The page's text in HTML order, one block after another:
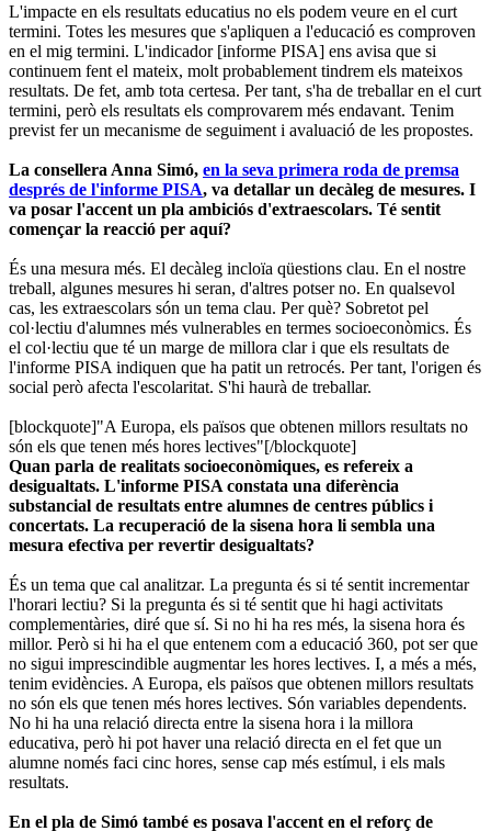
L'impacte en els resultats educatius no els podem veure en el curt
termini. Totes les mesures que s'apliquen a l'educació es comproven
en el mig termini. L'indicador [informe PISA] ens avisa que si
continuem fent el mateix, molt probablement tindrem els mateixos
resultats. De fet, amb tota certesa. Per tant, s'ha de treballar en el curt
termini, però els resultats els comprovarem més endavant. Tenim
previst fer un mecanisme de seguiment i avaluació de les propostes.
La consellera Anna Simó, en la seva primera roda de premsa
després de l'informe PISA, va detallar un decàleg de mesures. I
va posar l'accent un pla ambiciós d'extraescolars. Té sentit
començar la reacció per aquí?
És una mesura més. El decàleg incloïa qüestions clau. En el nostre
treball, algunes mesures hi seran, d'altres potser no. En qualsevol
cas, les extraescolars són un tema clau. Per què? Sobretot pel
col·lectiu d'alumnes més vulnerables en termes socioeconòmics. És
el col·lectiu que té un marge de millora clar i que els resultats de
l'informe PISA indiquen que ha patit un retrocés. Per tant, l'origen és
social però afecta l'escolaritat. S'hi haurà de treballar.
[blockquote]"A Europa, els països que obtenen millors resultats no
són els que tenen més hores lectives"[/blockquote]
Quan parla de realitats socioeconòmiques, es refereix a
desigualtats. L'informe PISA constata una diferència
substancial de resultats entre alumnes de centres públics i
concertats. La recuperació de la sisena hora li sembla una
mesura efectiva per revertir desigualtats?
És un tema que cal analitzar. La pregunta és si té sentit incrementar
l'horari lectiu? Si la pregunta és si té sentit que hi hagi activitats
complementàries, diré que sí. Si no hi ha res més, la sisena hora és
millor. Però si hi ha el que entenem com a educació 360, pot ser que
no sigui imprescindible augmentar les hores lectives. I, a més a més,
tenim evidències. A Europa, els països que obtenen millors resultats
no són els que tenen més hores lectives. Són variables dependents.
No hi ha una relació directa entre la sisena hora i la millora
educativa, però hi pot haver una relació directa en el fet que un
alumne només faci cinc hores, sense cap més estímul, i els mals
resultats.
En el pla de Simó també es posava l'accent en el reforç de